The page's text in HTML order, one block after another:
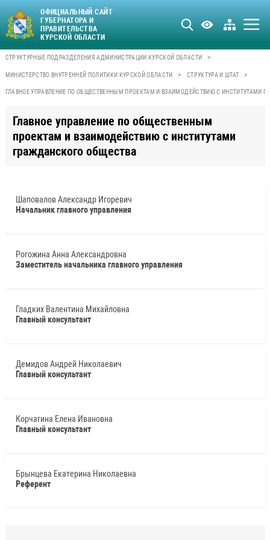
ОФИЦИАЛЬНЫЙ САЙТ
ГУБЕРНАТОРА И
ПРАВИТЕЛЬСТВА
КУРСКОЙ ОБЛАСТИ
СТРУКТУРНЫЕ ПОДРАЗДЕЛЕНИЯ АДМИНИСТРАЦИИ КУРСКОЙ ОБЛАСТИ >
МИНИСТЕРСТВО ВНУТРЕННЕЙ ПОЛИТИКИ КУРСКОЙ ОБЛАСТИ > СТРУКТУРА И ШТАТ >
ГЛАВНОЕ УПРАВЛЕНИЕ ПО ОБЩЕСТВЕННЫМ ПРОЕКТАМ И ВЗАИМОДЕЙСТВИЮ С ИНСТИТУТАМИ
Главное управление по общественным
проектам и взаимодействию с институтами
гражданского общества
Шаповалов Александр Игоревич
Начальник главного управления
Рогожина Анна Александровна
Заместитель начальника главного управления
Гладких Валентина Михайловна
Главный консультант
Демидов Андрей Николаевич
Главный консультант
Корчагина Елена Ивановна
Главный консультант
Брынцева Екатерина Николаевна
Референт